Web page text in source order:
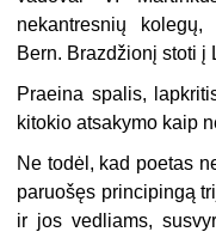
nekantresnių
Bern. Brazdžionį stoti į
Praeina spalis,
kitokio atsakymo kaip
Ne todėl, kad poetas
paruošęs principingą
ir jos vedliams,